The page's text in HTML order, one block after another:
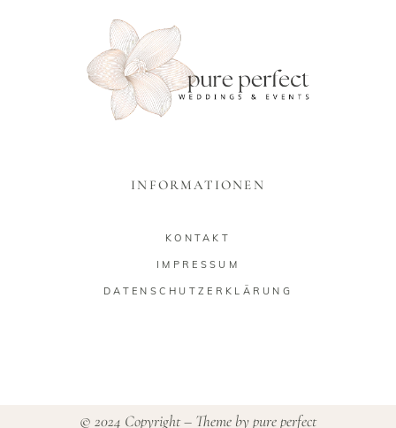
INFORMATIONEN
KONTAKT
IMPRESSUM
DATENSCHUTZERKLÄRUNG
© 2024 Copyright – Theme bypure perfect